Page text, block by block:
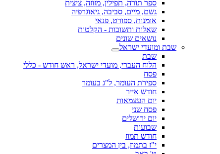
ספר תורה, תפילין, מזוזה, ציצית
גשם, מיים, סביבה, גיאוגרפיה
אומנות, ספורט, פנאי
שאלות ותשובות - הקלטות
נושאים שונים
שבת ומועדי ישראל
שבת
הלוח העברי, מועדי ישראל, ראש חודש - כללי
פסח
ספירת העומר, ל"ג בעומר
חודש אייר
יום העצמאות
פסח שני
יום ירושלים
שבועות
חודש תמוז
י"ז בתמוז, בין המצרים